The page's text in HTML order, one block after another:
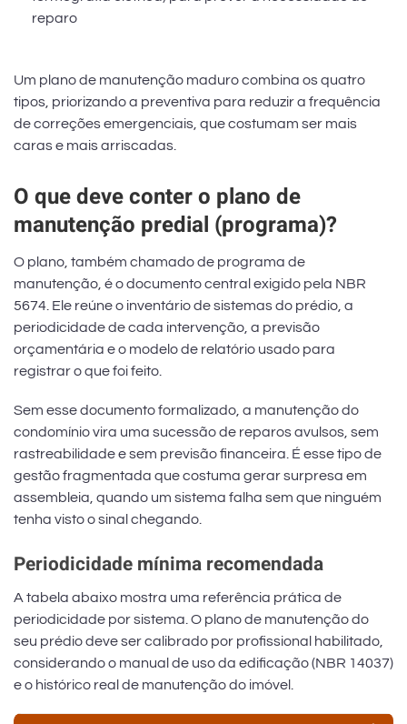
reparo
Um plano de manutenção maduro combina os quatro
tipos, priorizando a preventiva para reduzir a frequência
de correções emergenciais, que costumam ser mais
caras e mais arriscadas.
O que deve conter o plano de
manutenção predial (programa)?
O plano, também chamado de programa de
manutenção, é o documento central exigido pela NBR
5674. Ele reúne o inventário de sistemas do prédio, a
periodicidade de cada intervenção, a previsão
orçamentária e o modelo de relatório usado para
registrar o que foi feito.
Sem esse documento formalizado, a manutenção do
condomínio vira uma sucessão de reparos avulsos, sem
rastreabilidade e sem previsão financeira. É esse tipo de
gestão fragmentada que costuma gerar surpresa em
assembleia, quando um sistema falha sem que ninguém
tenha visto o sinal chegando.
Periodicidade mínima recomendada
A tabela abaixo mostra uma referência prática de
periodicidade por sistema. O plano de manutenção do
seu prédio deve ser calibrado por profissional habilitado,
considerando o manual de uso da edificação (NBR 14037)
e o histórico real de manutenção do imóvel.